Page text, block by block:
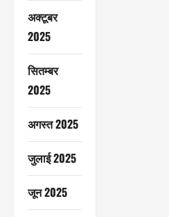
अक्टूबर
2025
सितम्बर
2025
अगस्त 2025
जुलाई 2025
जून 2025